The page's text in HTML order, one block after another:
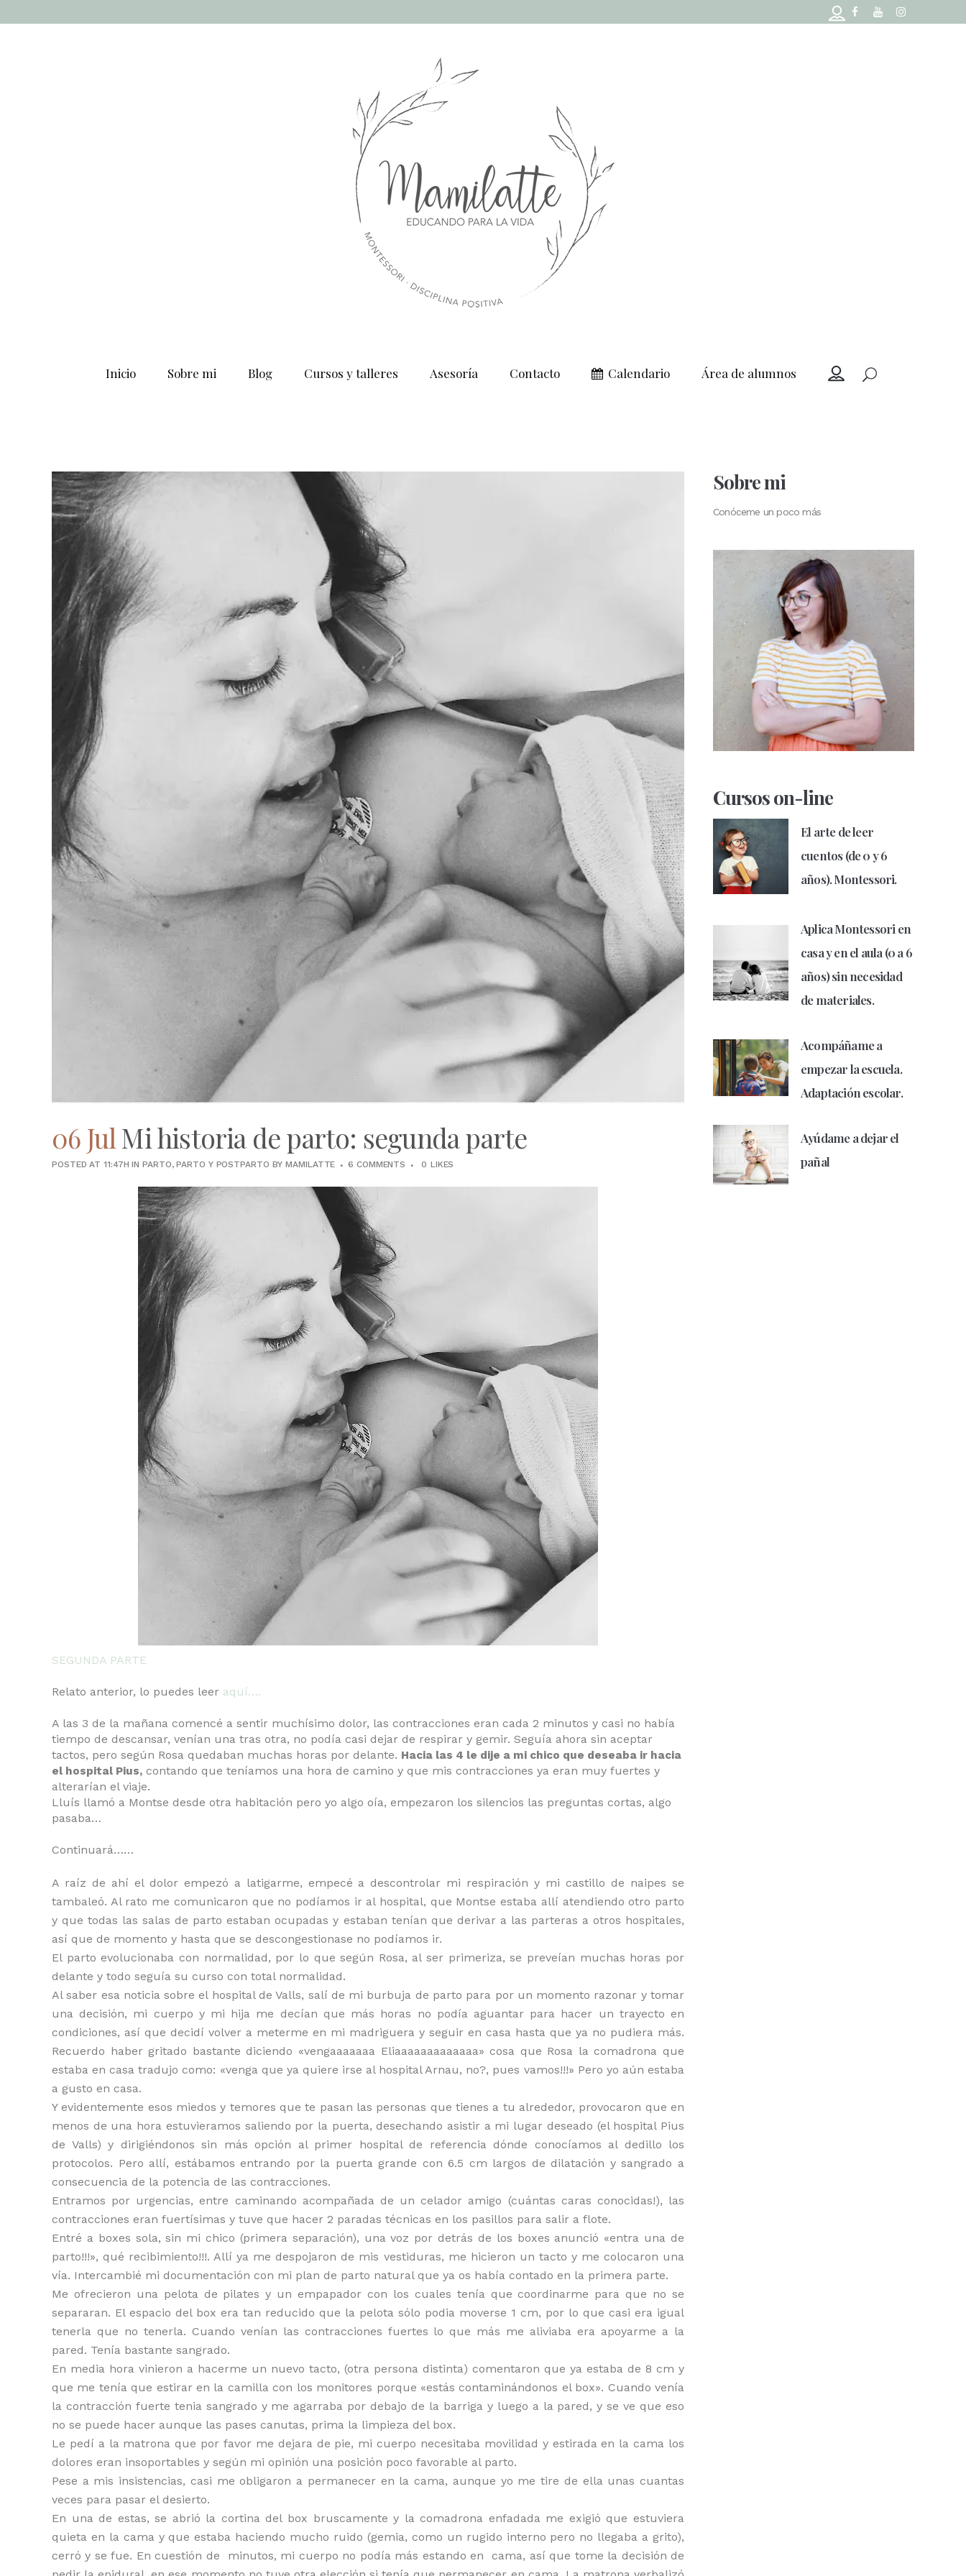
Inicio Sobre mi Blog Cursos y talleres Asesoría Contacto Calendario Área de alumnos
06 Jul Mi historia de parto: segunda parte
POSTED AT 11:47H INPARTO,PARTO Y POSTPARTO BYMAMILATTE 6 COMMENTS 0 LIKES
SEGUNDA PARTE
Relato anterior, lo puedes leer aquí….
A las 3 de la mañana comencé a sentir muchísimo dolor, las contracciones eran cada 2 minutos y casi no había
tiempo de descansar, venían una tras otra, no podía casi dejar de respirar y gemir. Seguía ahora sin aceptar
tactos, pero según Rosa quedaban muchas horas por delante. Hacia las 4 le dije a mi chico que deseaba ir hacia
el hospital Pius, contando que teníamos una hora de camino y que mis contracciones ya eran muy fuertes y
alterarían el viaje.
Lluís llamó a Montse desde otra habitación pero yo algo oía, empezaron los silencios las preguntas cortas, algo
pasaba…
Continuará……
A raíz de ahí el dolor empezó a latigarme, empecé a descontrolar mi respiración y mi castillo de naipes se
tambaleó. Al rato me comunicaron que no podíamos ir al hospital, que Montse estaba allí atendiendo otro parto
y que todas las salas de parto estaban ocupadas y estaban tenían que derivar a las parteras a otros hospitales,
así que de momento y hasta que se descongestionase no podíamos ir.
El parto evolucionaba con normalidad, por lo que según Rosa, al ser primeriza, se preveían muchas horas por
delante y todo seguía su curso con total normalidad.
Al saber esa noticia sobre el hospital de Valls, salí de mi burbuja de parto para por un momento razonar y tomar
una decisión, mi cuerpo y mi hija me decían que más horas no podía aguantar para hacer un trayecto en
condiciones, así que decidí volver a meterme en mi madriguera y seguir en casa hasta que ya no pudiera más.
Recuerdo haber gritado bastante diciendo «vengaaaaaaa Eliaaaaaaaaaaaaa» cosa que Rosa la comadrona que
estaba en casa tradujo como: «venga que ya quiere irse al hospital Arnau, no?, pues vamos!!!» Pero yo aún estaba
a gusto en casa.
Y evidentemente esos miedos y temores que te pasan las personas que tienes a tu alrededor, provocaron que en
menos de una hora estuvieramos saliendo por la puerta, desechando asistir a mi lugar deseado (el hospital Pius
de Valls) y dirigiéndonos sin más opción al primer hospital de referencia dónde conocíamos al dedillo los
protocolos. Pero allí, estábamos entrando por la puerta grande con 6.5 cm largos de dilatación y sangrado a
consecuencia de la potencia de las contracciones.
Entramos por urgencias, entre caminando acompañada de un celador amigo (cuántas caras conocidas!), las
contracciones eran fuertísimas y tuve que hacer 2 paradas técnicas en los pasillos para salir a flote.
Entré a boxes sola, sin mi chico (primera separación), una voz por detrás de los boxes anunció «entra una de
parto!!!», qué recibimiento!!!. Allí ya me despojaron de mis vestiduras, me hicieron un tacto y me colocaron una
vía. Intercambié mi documentación con mi plan de parto natural que ya os había contado en la primera parte.
Me ofrecieron una pelota de pilates y un empapador con los cuales tenía que coordinarme para que no se
separaran. El espacio del box era tan reducido que la pelota sólo podia moverse 1 cm, por lo que casi era igual
tenerla que no tenerla. Cuando venían las contracciones fuertes lo que más me aliviaba era apoyarme a la
pared. Tenía bastante sangrado.
En media hora vinieron a hacerme un nuevo tacto, (otra persona distinta) comentaron que ya estaba de 8 cm y
que me tenía que estirar en la camilla con los monitores porque «estás contaminándonos el box». Cuando venía
la contracción fuerte tenia sangrado y me agarraba por debajo de la barriga y luego a la pared, y se ve que eso
no se puede hacer aunque las pases canutas, prima la limpieza del box.
Le pedí a la matrona que por favor me dejara de pie, mi cuerpo necesitaba movilidad y estirada en la cama los
dolores eran insoportables y según mi opinión una posición poco favorable al parto.
Pese a mis insistencias, casi me obligaron a permanecer en la cama, aunque yo me tire de ella unas cuantas
veces para pasar el desierto.
En una de estas, se abrió la cortina del box bruscamente y la comadrona enfadada me exigió que estuviera
quieta en la cama y que estaba haciendo mucho ruido (gemia, como un rugido interno pero no llegaba a grito),
cerró y se fue. En cuestión de minutos, mi cuerpo no podía más estando en cama, así que tome la decisión de
Sobre mi
Conóceme un poco más
Cursos on-line
El arte de leer
cuentos (de 0 y 6
años). Montessori.
Aplica Montessori en
casa y en el aula (0 a 6
años) sin necesidad
de materiales.
Acompáñame a
empezar la escuela.
Adaptación escolar.
Ayúdame a dejar el
pañal